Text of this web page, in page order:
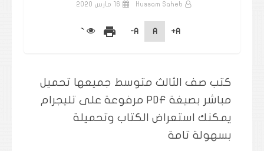
Hussam Saheb 16 مارس 2020
A+
A
A-
print
كتب صف الثالث متوسط جميعها تحميل
مباشر بصيغة PDF مرفوعة على تليجرام
يمكنك استعراض الكتاب وتحميلة
بسهولة تامة